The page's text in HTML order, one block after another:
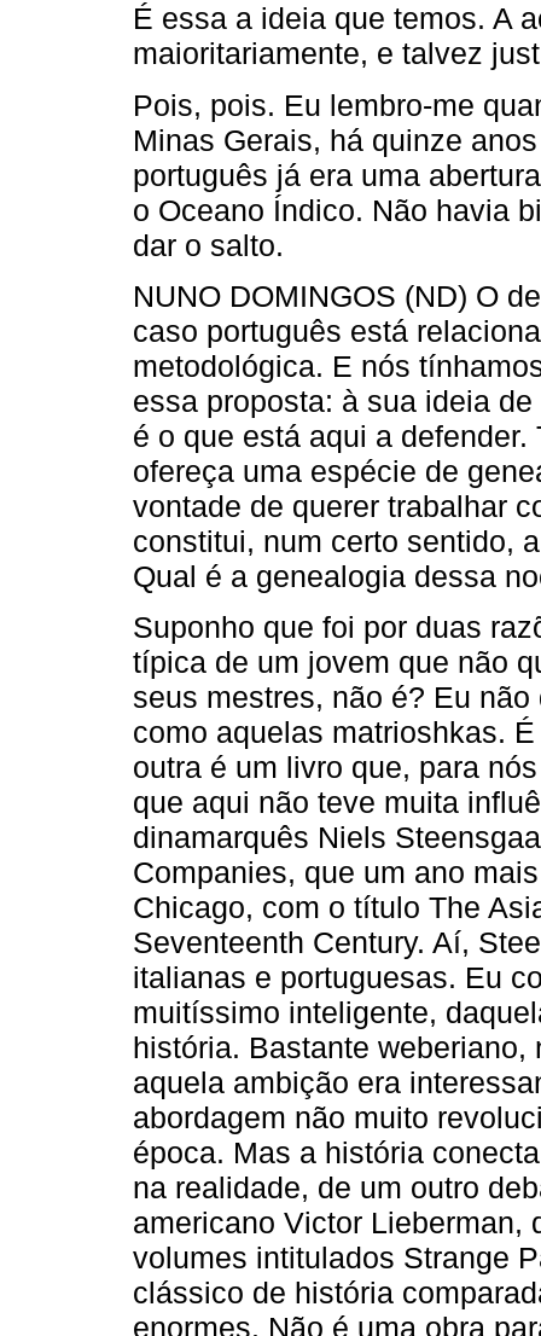
É essa a ideia que temos. A
maioritariamente, e talvez
Pois, pois. Eu lembro-me
Minas Gerais, há quinze
português já era uma
o Oceano Índico. Não havia
dar o salto.
NUNO DOMINGOS (ND) O
caso português está
metodológica. E nós
essa proposta: à sua ideia
é o que está aqui a
ofereça uma espécie de
vontade de querer trabalhar
constitui, num certo sentido,
Qual é a genealogia dessa
Suponho que foi por duas
típica de um jovem que não
seus mestres, não é? Eu não
como aquelas matrioshkas.
outra é um livro que, para
que aqui não teve muita
dinamarquês Niels
Companies, que um ano
Chicago, com o título The
Seventeenth Century. Aí,
italianas e portuguesas. Eu
muitíssimo inteligente,
história. Bastante
aquela ambição era
abordagem não muito
época. Mas a história
na realidade, de um outro
americano Victor Lieberman,
volumes intitulados Strange
clássico de história
enormes. Não é uma obra